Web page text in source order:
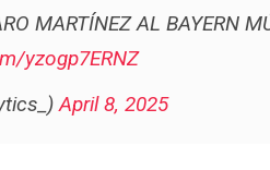
MARTÍNEZ AL BAYERN
yzogp7ERNZ
April 8, 2025